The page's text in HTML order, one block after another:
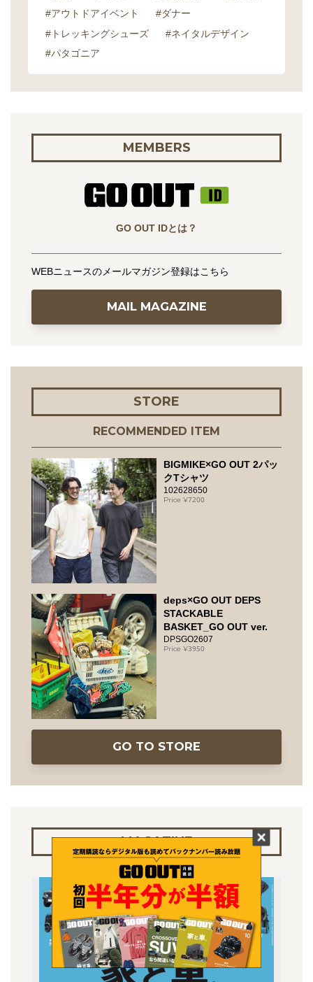
#アウトドアイベント
#ダナー
#トレッキングシューズ
#ネイタルデザイン
#パタゴニア
MEMBERS
GO OUT IDとは？
WEBニュースのメールマガジン登録はこちら
MAIL MAGAZINE
STORE
RECOMMENDED ITEM
BIGMIKE×GO OUT 2パッ
クTシャツ
102628650
7200
deps×GO OUT DEPS
STACKABLE
BASKET_GO OUT ver.
DPSGO2607
3950
GO TO STORE
MAGAZINE